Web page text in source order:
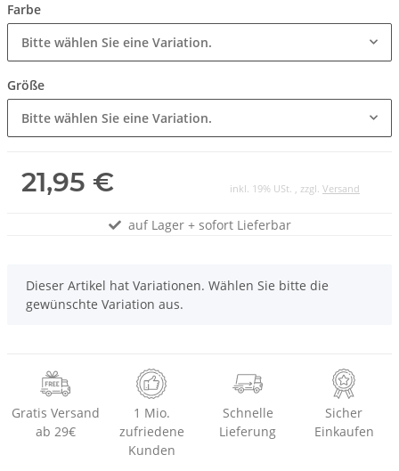
Farbe
Bitte wählen Sie eine Variation.
Größe
Bitte wählen Sie eine Variation.
21,95 € inkl. 19% USt. , zzgl. Versand
auf Lager + sofort Lieferbar
x
Dieser Artikel hat Variationen. Wählen Sie bitte die
gewünschte Variation aus.
Gratis Versand
ab 29€
1 Mio.
zufriedene
Kunden
Schnelle
Lieferung
Sicher
Einkaufen